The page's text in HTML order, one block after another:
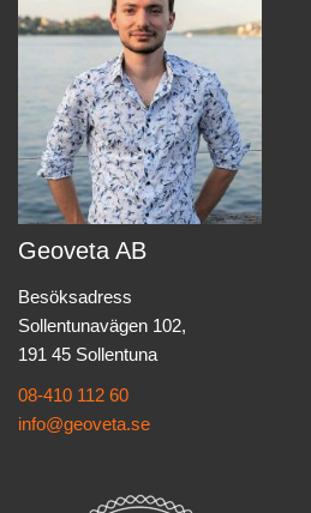
Geoveta AB
Besöksadress
Sollentunavägen 102,
191 45 Sollentuna
08-410 112 60
info@geoveta.se